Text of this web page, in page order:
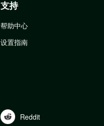
支持
帮助中心
设置指南
Reddit